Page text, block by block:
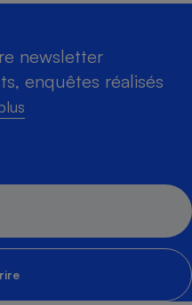
newsletter
enquêtes réalisés